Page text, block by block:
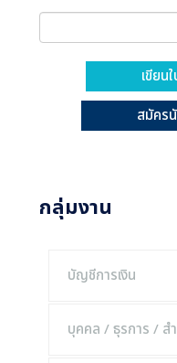
เขียน
สมัคร
กลุ่มงาน
บัญชีการเงิน
บุคคล / ธุรการ / ส